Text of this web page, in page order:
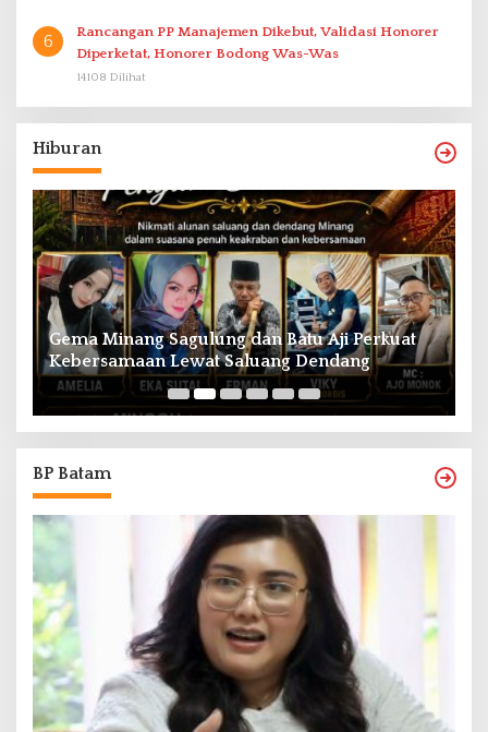
6
Rancangan PP Manajemen Dikebut, Validasi Honorer
Diperketat, Honorer Bodong Was-Was
14108 Dilihat
Hiburan
Gema Minang Sagulung dan Batu Aji Perkuat
Kebersamaan Lewat Saluang Dendang
BP Batam